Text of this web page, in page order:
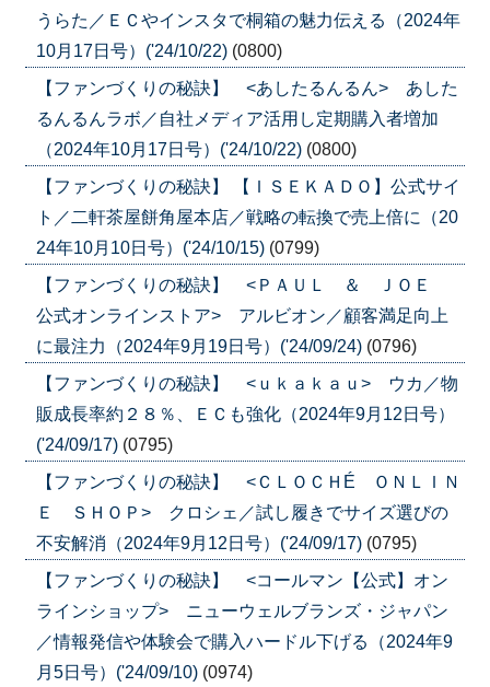
うらた／ＥＣやインスタで桐箱の魅力伝える（2024年
10月17日号）('24/10/22) (0800)
【ファンづくりの秘訣】 <あしたるんるん> あした
るんるんラボ／自社メディア活用し定期購入者増加
（2024年10月17日号）('24/10/22) (0800)
【ファンづくりの秘訣】 【ＩＳＥＫＡＤＯ】公式サイ
ト／二軒茶屋餅角屋本店／戦略の転換で売上倍に（20
24年10月10日号）('24/10/15) (0799)
【ファンづくりの秘訣】 <ＰＡＵＬ ＆ ＪＯＥ
公式オンラインストア> アルビオン／顧客満足向上
に最注力（2024年9月19日号）('24/09/24) (0796)
【ファンづくりの秘訣】 <ｕｋａｋａｕ> ウカ／物
販成長率約２８％、ＥＣも強化（2024年9月12日号）
('24/09/17) (0795)
【ファンづくりの秘訣】 <ＣＬＯＣＨÉ ＯＮＬＩＮ
Ｅ ＳＨＯＰ> クロシェ／試し履きでサイズ選びの
不安解消（2024年9月12日号）('24/09/17) (0795)
【ファンづくりの秘訣】 <コールマン【公式】オン
ラインショップ> ニューウェルブランズ・ジャパン
／情報発信や体験会で購入ハードル下げる（2024年9
月5日号）('24/09/10) (0974)